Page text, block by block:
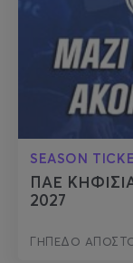
SEASON
ΠΑΕ
2027
ΓΗΠΕΔΟ